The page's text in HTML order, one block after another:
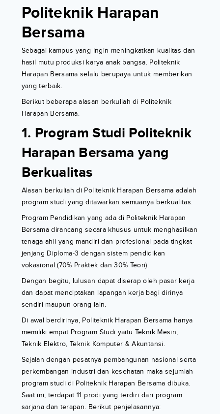
Politeknik Harapan
Bersama
Sebagai kampus yang ingin meningkatkan kualitas dan
hasil mutu produksi karya anak bangsa, Politeknik
Harapan Bersama selalu berupaya untuk memberikan
yang terbaik.
Berikut beberapa alasan berkuliah di Politeknik
Harapan Bersama.
1. Program Studi Politeknik
Harapan Bersama yang
Berkualitas
Alasan berkuliah di Politeknik Harapan Bersama adalah
program studi yang ditawarkan semuanya berkualitas.
Program Pendidikan yang ada di Politeknik Harapan
Bersama dirancang secara khusus untuk menghasilkan
tenaga ahli yang mandiri dan profesional pada tingkat
jenjang Diploma-3 dengan sistem pendidikan
vokasional (70% Praktek dan 30% Teori).
Dengan begitu, lulusan dapat diserap oleh pasar kerja
dan dapat menciptakan lapangan kerja bagi dirinya
sendiri maupun orang lain.
Di awal berdirinya, Politeknik Harapan Bersama hanya
memiliki empat Program Studi yaitu Teknik Mesin,
Teknik Elektro, Teknik Komputer & Akuntansi.
Sejalan dengan pesatnya pembangunan nasional serta
perkembangan industri dan kesehatan maka sejumlah
program studi di Politeknik Harapan Bersama dibuka.
Saat ini, terdapat 11 prodi yang terdiri dari program
sarjana dan terapan. Berikut penjelasannya: